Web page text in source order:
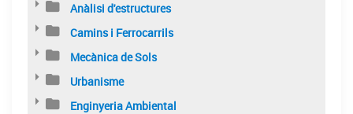
Anàlisi d'estructures
Camins i Ferrocarrils
Mecànica de Sols
Urbanisme
Enginyeria Ambiental